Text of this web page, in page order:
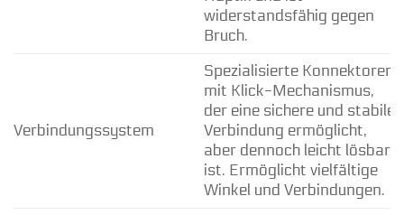
widerstandsfähig gegen
Bruch.
Verbindungssystem
Spezialisierte Konnektoren
mit Klick-Mechanismus,
der eine sichere und stabile
Verbindung ermöglicht,
aber dennoch leicht lösbar
ist. Ermöglicht vielfältige
Winkel und Verbindungen.